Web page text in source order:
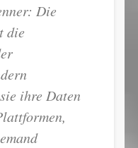
Die
die
ihre Daten